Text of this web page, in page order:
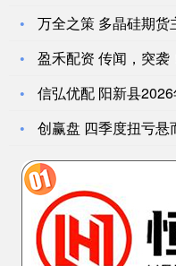
万全之策 多晶硅期
盈禾配资 传闻，突袭
信弘优配 阳新县
创赢盘 四季度扭亏悬